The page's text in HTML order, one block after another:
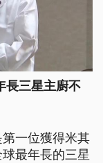
長三星主廚不
一位獲得米其
最年長的三星